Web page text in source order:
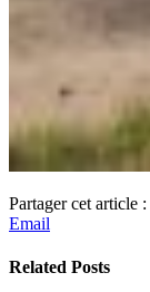
Partager cet article :
Email
Related Posts